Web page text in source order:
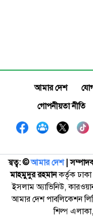
আমার দেশ
গোপনীয়তা নীতি
স্বত্ব: ©️আমার দেশ|
মাহমুদুর রহমানকর্তৃক ঢাকা
ইসলাম অ্যাভিনিউ,
আমার দেশ পাবলিকেশন
শিল্প